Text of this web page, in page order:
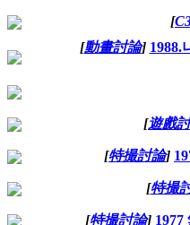
[
[動畫討論] 1988.
[遊戲
[特撮討論]
[特撮
[特撮討論]